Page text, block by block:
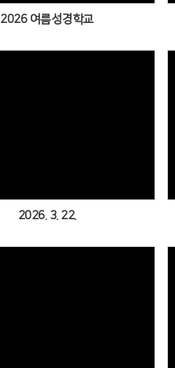
2026 여름성경학교
2026. 3. 22.